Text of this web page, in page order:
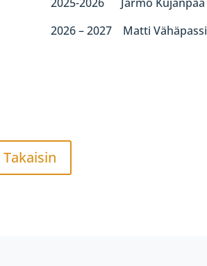
2026 – 2027 Matti Vähäpassi
Takaisin